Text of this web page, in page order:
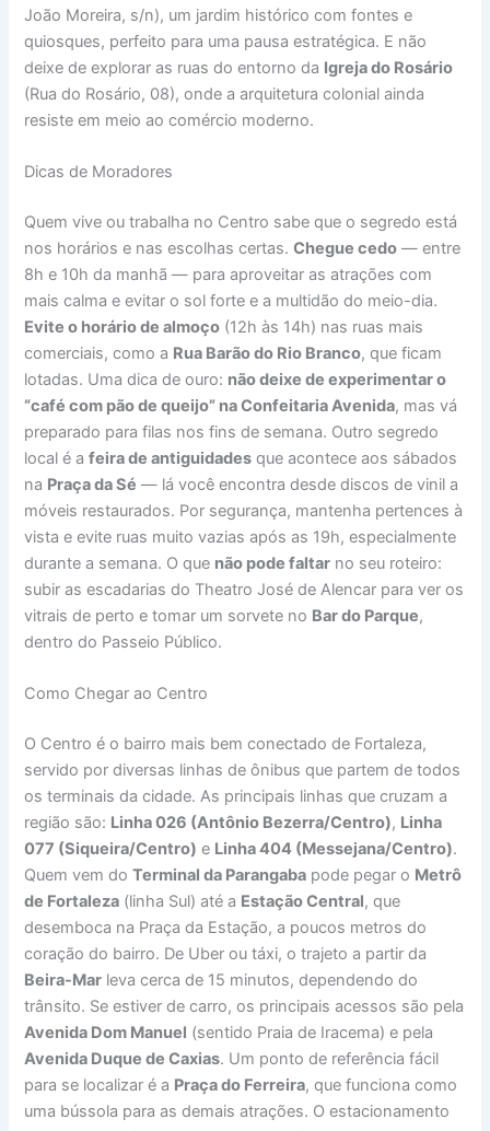
João Moreira, s/n), um jardim histórico com fontes e
quiosques, perfeito para uma pausa estratégica. E não
deixe de explorar as ruas do entorno da Igreja do Rosário
(Rua do Rosário, 08), onde a arquitetura colonial ainda
resiste em meio ao comércio moderno.
Dicas de Moradores
Quem vive ou trabalha no Centro sabe que o segredo está
nos horários e nas escolhas certas.Chegue cedo — entre
8h e 10h da manhã — para aproveitar as atrações com
mais calma e evitar o sol forte e a multidão do meio-dia.
Evite o horário de almoço (12h às 14h) nas ruas mais
comerciais, como a Rua Barão do Rio Branco, que ficam
lotadas. Uma dica de ouro: não deixe de experimentar o
“café com pão de queijo” na Confeitaria Avenida, mas vá
preparado para filas nos fins de semana. Outro segredo
local é afeira de antiguidades que acontece aos sábados
na Praça da Sé — lá você encontra desde discos de vinil a
móveis restaurados. Por segurança, mantenha pertences à
vista e evite ruas muito vazias após as 19h, especialmente
durante a semana. O que não pode faltar no seu roteiro:
subir as escadarias do Theatro José de Alencar para ver os
vitrais de perto e tomar um sorvete no Bar do Parque,
dentro do Passeio Público.
Como Chegar ao Centro
O Centro é o bairro mais bem conectado de Fortaleza,
servido por diversas linhas de ônibus que partem de todos
os terminais da cidade. As principais linhas que cruzam a
região são: Linha 026 (Antônio Bezerra/Centro), Linha
077 (Siqueira/Centro) e Linha 404 (Messejana/Centro).
Quem vem doTerminal da Parangaba pode pegar o Metrô
de Fortaleza (linha Sul) até a Estação Central, que
desemboca na Praça da Estação, a poucos metros do
coração do bairro. De Uber ou táxi, o trajeto a partir da
Beira-Mar leva cerca de 15 minutos, dependendo do
trânsito. Se estiver de carro, os principais acessos são pela
Avenida Dom Manuel (sentido Praia de Iracema) e pela
Avenida Duque de Caxias. Um ponto de referência fácil
para se localizar é a Praça do Ferreira, que funciona como
uma bússola para as demais atrações. O estacionamento